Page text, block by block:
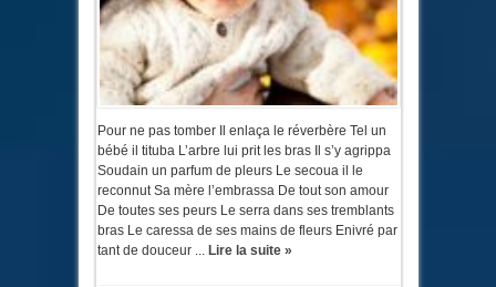
Pour ne pas tomber Il enlaça le réverbère Tel un
bébé il tituba L’arbre lui prit les bras Il s’y agrippa
Soudain un parfum de pleurs Le secoua il le
reconnut Sa mère l’embrassa De tout son amour
De toutes ses peurs Le serra dans ses tremblants
bras Le caressa de ses mains de fleurs Enivré par
tant de douceur ... Lire la suite »